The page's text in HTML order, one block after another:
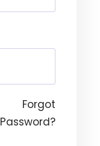
Forgot
Password?